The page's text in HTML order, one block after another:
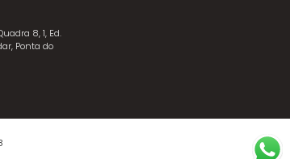
8, 1, Ed.
Ponta do